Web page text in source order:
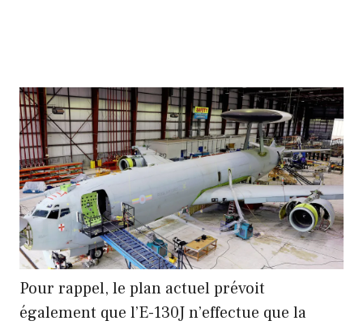
Pour rappel, le plan actuel prévoit
également que l’E-130J n’effectue que la